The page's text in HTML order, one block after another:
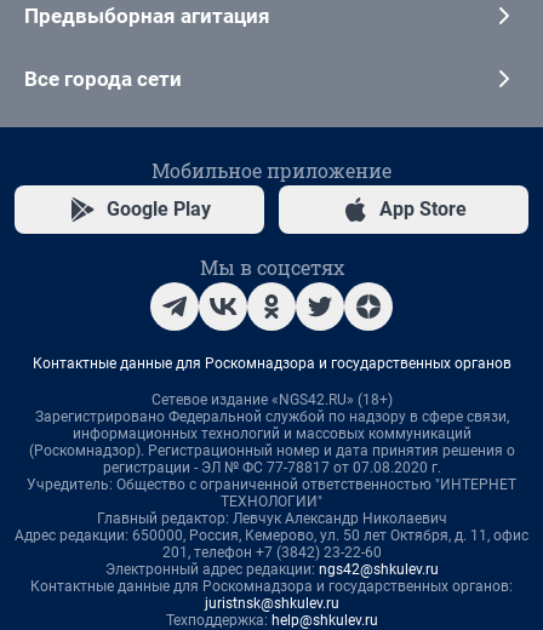
Предвыборная агитация
Все города сети
Мобильное приложение
Google Play App Store
Мы в соцсетях
Контактные данные для Роскомнадзора и государственных органов
Сетевое издание «NGS42.RU» (18+)
Зарегистрировано Федеральной службой по надзору в сфере связи,
информационных технологий и массовых коммуникаций
(Роскомнадзор). Регистрационный номер и дата принятия решения о
регистрации - ЭЛ № ФС 77-78817 от 07.08.2020 г.
Учредитель: Общество с ограниченной ответственностью "ИНТЕРНЕТ
ТЕХНОЛОГИИ"
Главный редактор: Левчук Александр Николаевич
Адрес редакции: 650000, Россия, Кемерово, ул. 50 лет Октября, д. 11, офис
201, телефон +7 (3842) 23-22-60
Электронный адрес редакции: ngs42@shkulev.ru
Контактные данные для Роскомнадзора и государственных органов:
juristnsk@shkulev.ru
Техподдержка: help@shkulev.ru